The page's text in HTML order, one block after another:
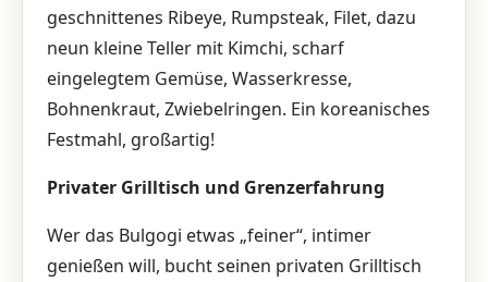
geschnittenes Ribeye, Rumpsteak, Filet, dazu
neun kleine Teller mit Kimchi, scharf
eingelegtem Gemüse, Wasserkresse,
Bohnenkraut, Zwiebelringen. Ein koreanisches
Festmahl, großartig!
Privater Grilltisch und Grenzerfahrung
Wer das Bulgogi etwas „feiner“, intimer
genießen will, bucht seinen privaten Grilltisch